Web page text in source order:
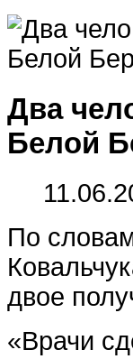
Два
Белой
По
двое
«Врачи